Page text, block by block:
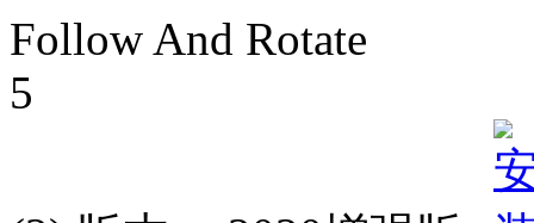
Follow And Rotate
5